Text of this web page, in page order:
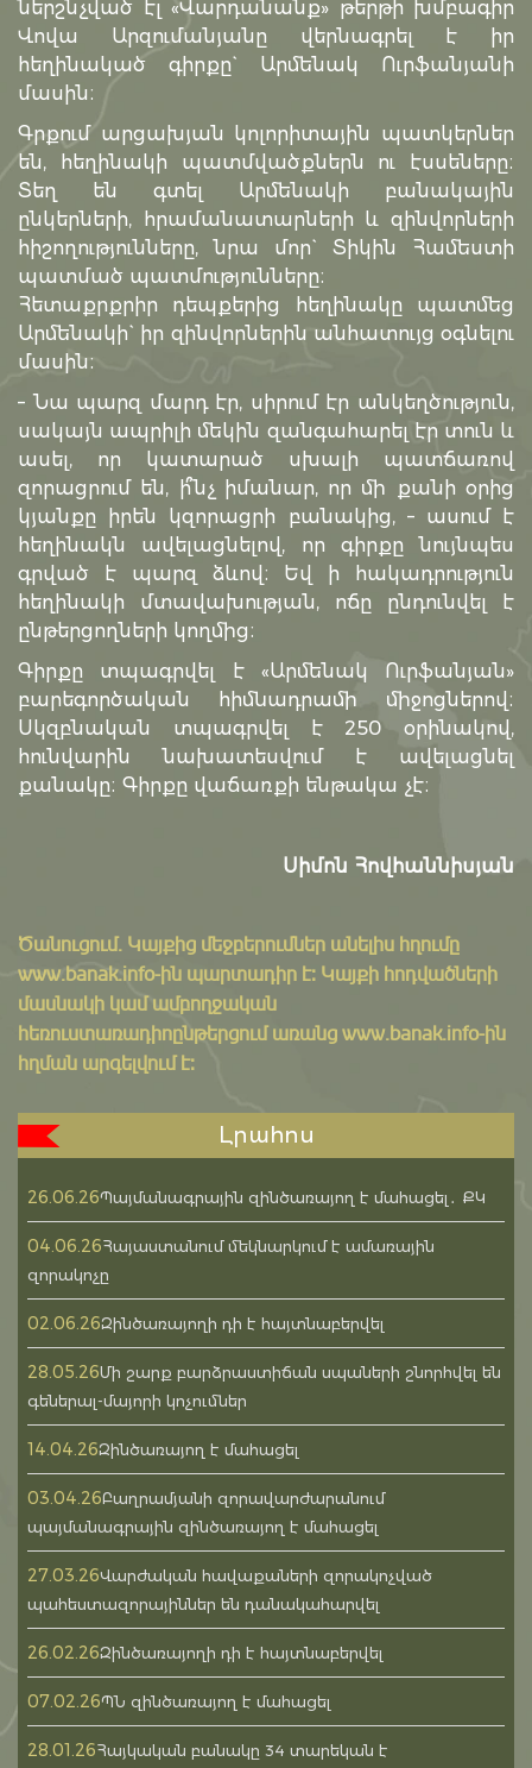
ներշնչված էլ «Վարդանանք» թերթի խմբագիր
Վովա Արզումանյանը վերնագրել է իր
հեղինակած գիրքը` Արմենակ Ուրֆանյանի
մասին։
Գրքում արցախյան կոլորիտային պատկերներ
են, հեղինակի պատմվածքներն ու էսսեները։
Տեղ են գտել Արմենակի բանակային
ընկերների, հրամանատարների և զինվորների
հիշողությունները, նրա մոր` Տիկին Համեստի
պատմած պատմությունները։
Հետաքրքրիր դեպքերից հեղինակը պատմեց
Արմենակի` իր զինվորներին անհատույց օգնելու
մասին։
– Նա պարզ մարդ էր, սիրում էր անկեղծություն,
սակայն ապրիլի մեկին զանգահարել էր տուն և
ասել, որ կատարած սխալի պատճառով
զորացրում են, ի՞նչ իմանար, որ մի քանի օրից
կյանքը իրեն կզորացրի բանակից, – ասում է
հեղինակն ավելացնելով, որ գիրքը նույնպես
գրված է պարզ ձևով։ Եվ ի հակադրություն
հեղինակի մտավախության, ոճը ընդունվել է
ընթերցողների կողմից։
Գիրքը տպագրվել է «Արմենակ Ուրֆանյան»
բարեգործական հիմնադրամի միջոցներով։
Սկզբնական տպագրվել է 250 օրինակով,
հունվարին նախատեսվում է ավելացնել
քանակը։ Գիրքը վաճառքի ենթակա չէ։
Սիմոն Հովհաննիսյան
Ծանուցում․ Կայքից մեջբերումներ անելիս հղումը
www.banak.info-ին պարտադիր է: Կայքի հոդվածների
մասնակի կամ ամբողջական
հեռուստառադիոընթերցում առանց www.banak.info-ին
հղման արգելվում է:
Լրահոս
26.06.26Պայմանագրային զինծառայող է մահացել․ ՔԿ
04.06.26Հայաստանում մեկնարկում է ամառային
զորակոչը
02.06.26Զինծառայողի դի է հայտնաբերվել
28.05.26Մի շարք բարձրաստիճան սպաների շնորհվել են
գեներալ-մայորի կոչումներ
14.04.26Զինծառայող է մահացել
03.04.26Բաղրամյանի զորավարժարանում
պայմանագրային զինծառայող է մահացել
27.03.26Վարժական հավաքաների զորակոչված
պահեստազորայիններ են դանակահարվել
26.02.26Զինծառայողի դի է հայտնաբերվել
07.02.26ՊՆ զինծառայող է մահացել
28.01.26Հայկական բանակը 34 տարեկան է